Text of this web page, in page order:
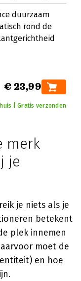
duurzaam
rond de
€ 23,99
| Gratis verzonden
merk
je
je niets als je
betekent
plek innemen
moet de
en hoe